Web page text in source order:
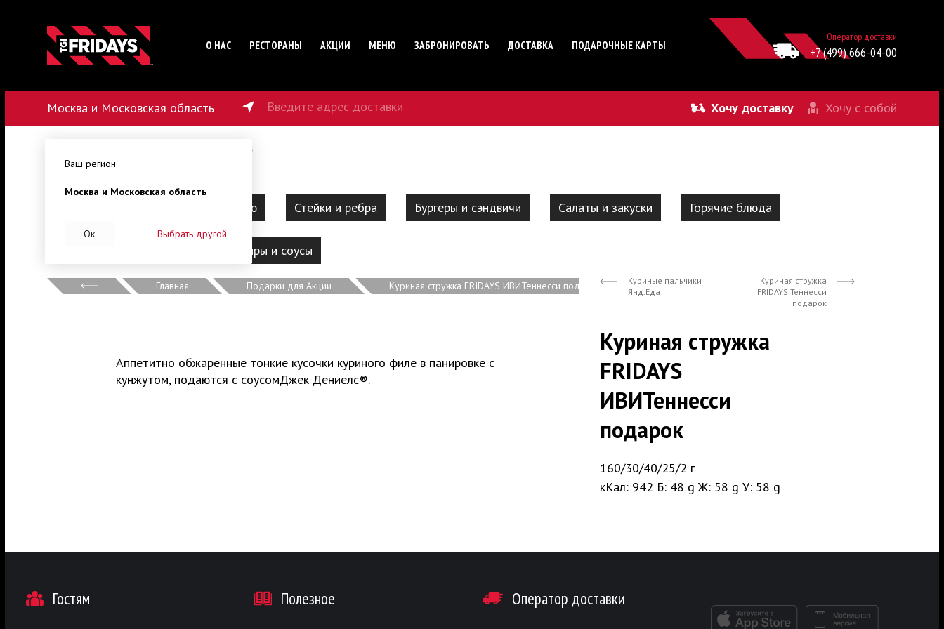
О НАС РЕСТОРАНЫ АКЦИИ МЕНЮ ЗАБРОНИРОВАТЬ ДОСТАВКА ПОДАРОЧНЫЕ КАРТЫ
Оператор доставки
+7 (499) 666-04-00
Москва и Московская область Введите адрес доставки Хочу доставку Хочу с собой
Ваш регион
Москва и Московская область
Ок Выбрать другой
₽
Наборы на компанию Стейки и ребра Бургеры и сэндвичи Салаты и закуски Горячие блюда
Гарниры и соусы
Главная Подарки для Акции Куриная стружка FRIDAYS ИВИТеннесси подарок
Куриные пальчики
Янд.Еда
Куриная стружка
FRIDAYS Теннесси
подарок
Аппетитнo обжаренные тонкие кусочки куриного филе в панировке с
кунжутом, подаются с соусомДжек Дениелс®.
Куриная стружка
FRIDAYS
ИВИТеннесси
подарок
160/30/40/25/2 г
кКал: 942 Б: 48 g Ж: 58 g У: 58 g
Гостям Полезное Оператор доставки